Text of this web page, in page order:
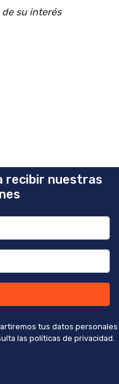
su interés
recibir nuestras
tus datos personales
las políticas de privacidad.